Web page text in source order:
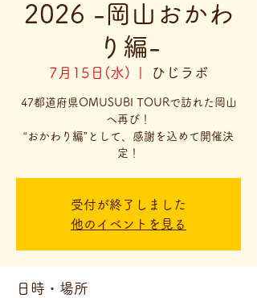
2026 -岡山おかわ
り編-
7月15日(水) ひじラボ
47都道府県OMUSUBI TOURで訪れた岡山
へ再び！
“おかわり編”として、感謝を込めて開催決
定！
受付が終了しました
他のイベントを見る
日時・場所